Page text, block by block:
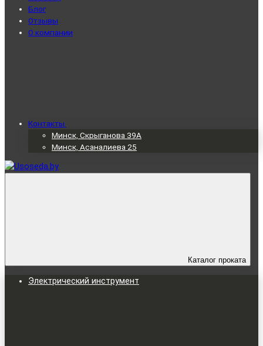
Блог
Отзывы
О компании
Контакты
Минск, Скрыганова 39А
Минск, Асаналиева 25
Каталог проката
Электрический инструмент